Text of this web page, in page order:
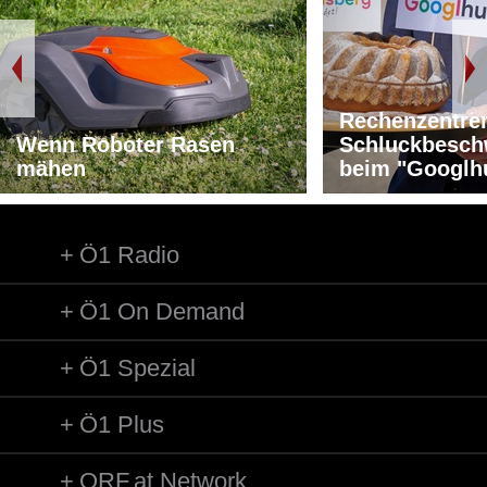
Wenn Roboter Rasen
mähen
beim
Ö1 Radio
Ö1 On Demand
Ö1 Spezial
Ö1 Plus
ORF.at Network